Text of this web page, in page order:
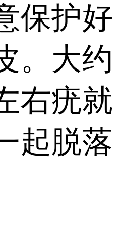
保护好
。大约
右疣就
起脱落